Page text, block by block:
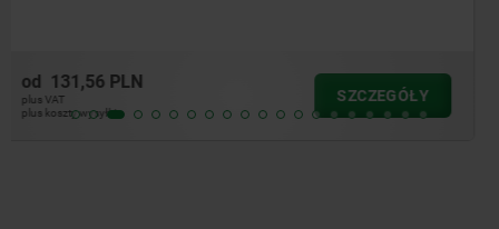
od66,18 PLN
plus VAT
plus koszty wysyłki
SZCZEGÓŁY